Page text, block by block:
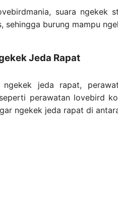
suara ngekek
sehingga burung mampu
Jeda Rapat
jeda rapat,
perawatan lovebird
ngekek jeda rapat di